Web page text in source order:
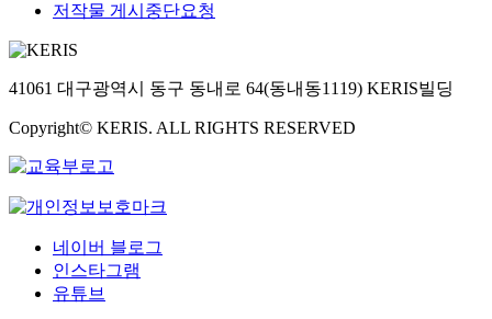
저작물 게시중단요청
41061 대구광역시 동구 동내로 64(동내동1119) KERIS빌딩
Copyright© KERIS. ALL RIGHTS RESERVED
네이버 블로그
인스타그램
유튜브